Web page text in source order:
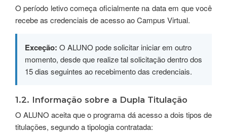
O período letivo começa oficialmente na data em que você
recebe as credenciais de acesso ao Campus Virtual.
Exceção: O ALUNO pode solicitar iniciar em outro
momento, desde que realize tal solicitação dentro dos
15 dias seguintes ao recebimento das credenciais.
1.2. Informação sobre a Dupla Titulação
O ALUNO aceita que o programa dá acesso a dois tipos de
titulações, segundo a tipologia contratada: